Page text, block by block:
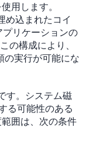
用します。
め込まれたコイ
リケーションの
の構成により、
の実行が可能にな
す。システム磁
る可能性のある
囲は、次の条件